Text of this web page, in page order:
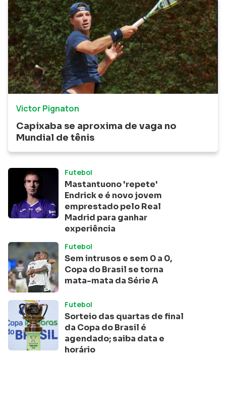
Victor Pignaton
Capixaba se aproxima de vaga no
Mundial de tênis
Futebol
Mastantuono 'repete'
Endrick e é novo jovem
emprestado pelo Real
Madrid para ganhar
experiência
Futebol
Sem intrusos e sem 0 a 0,
Copa do Brasil se torna
mata-mata da Série A
Futebol
Sorteio das quartas de final
da Copa do Brasil é
agendado; saiba data e
horário